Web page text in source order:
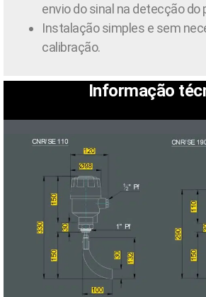
envio do sinal na detecção do
Instalação simples e sem
calibração.
Informação